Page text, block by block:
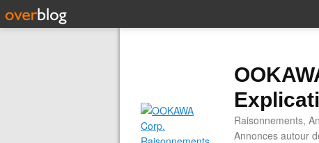
Raisonnements,
Annonces autour